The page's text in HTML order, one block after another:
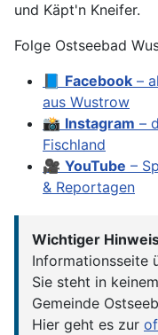
und Käpt'n Kneifer.
Folge Ostseebad
📘 Facebook –
aus Wustrow
📸 Instagram –
Fischland
🎥 YouTube –
& Reportagen
Wichtiger
Informationsseite
Sie steht in
Gemeinde
Hier geht es zur